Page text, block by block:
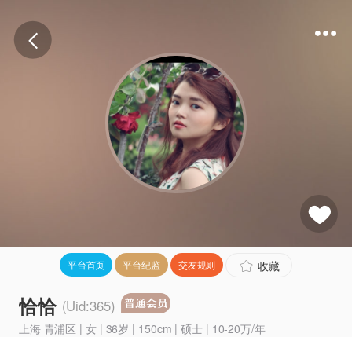
平台首页 平台纪监 交友规则 收藏
恰恰 (Uid:365)
上海 青浦区 | 女 | 36岁 | 150cm | 硕士 | 10-20万/年